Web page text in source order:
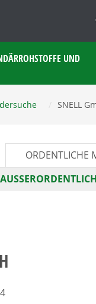
UND
SNELL
ORDENTLICHE